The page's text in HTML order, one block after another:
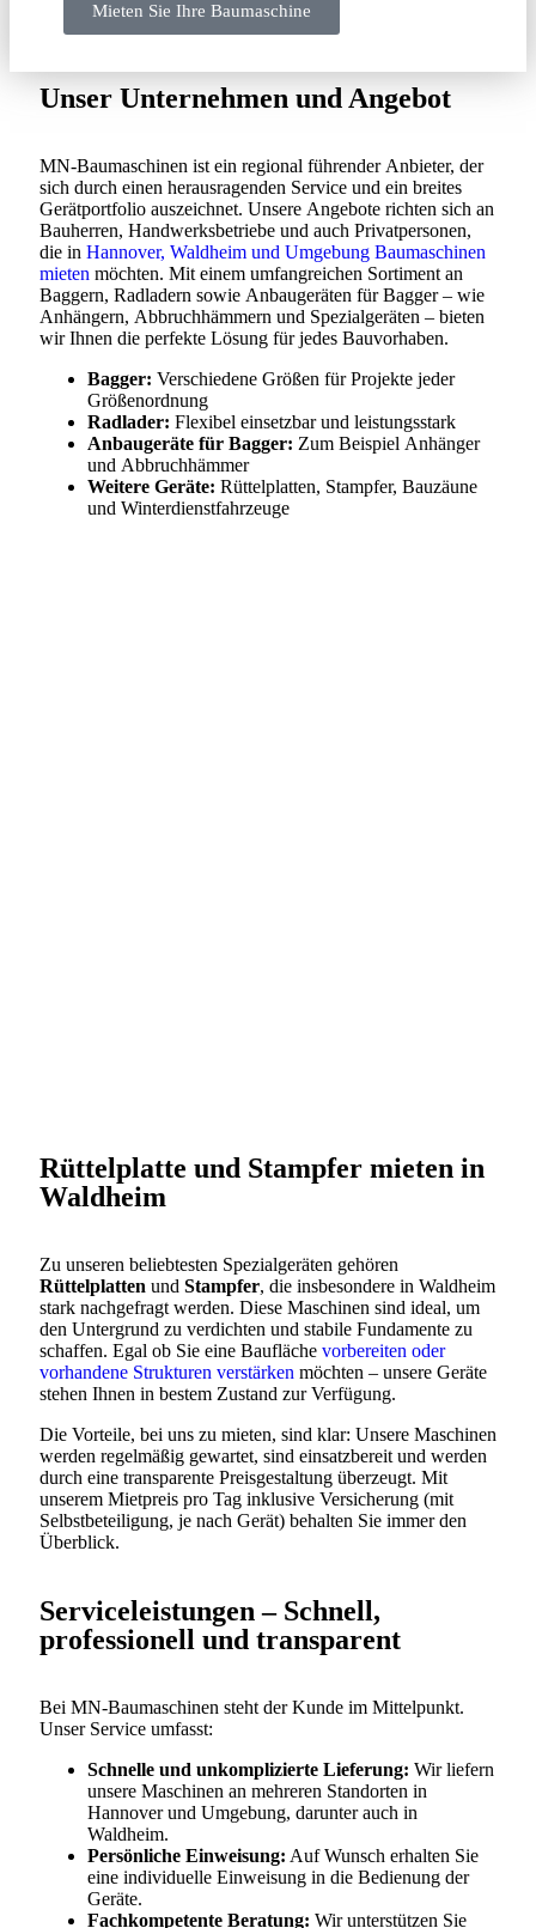
Mieten Sie Ihre Baumaschine
Unser Unternehmen und Angebot
MN-Baumaschinen ist ein regional führender Anbieter, der
sich durch einen herausragenden Service und ein breites
Gerätportfolio auszeichnet. Unsere Angebote richten sich an
Bauherren, Handwerksbetriebe und auch Privatpersonen,
die in Hannover, Waldheim und Umgebung Baumaschinen
mieten möchten. Mit einem umfangreichen Sortiment an
Baggern, Radladern sowie Anbaugeräten für Bagger – wie
Anhängern, Abbruchhämmern und Spezialgeräten – bieten
wir Ihnen die perfekte Lösung für jedes Bauvorhaben.
Bagger: Verschiedene Größen für Projekte jeder
Größenordnung
Radlader: Flexibel einsetzbar und leistungsstark
Anbaugeräte für Bagger: Zum Beispiel Anhänger
und Abbruchhämmer
Weitere Geräte: Rüttelplatten, Stampfer, Bauzäune
und Winterdienstfahrzeuge
Rüttelplatte und Stampfer mieten in
Waldheim
Zu unseren beliebtesten Spezialgeräten gehören
Rüttelplatten und Stampfer, die insbesondere in Waldheim
stark nachgefragt werden. Diese Maschinen sind ideal, um
den Untergrund zu verdichten und stabile Fundamente zu
schaffen. Egal ob Sie eine Baufläche vorbereiten oder
vorhandene Strukturen verstärken möchten – unsere Geräte
stehen Ihnen in bestem Zustand zur Verfügung.
Die Vorteile, bei uns zu mieten, sind klar: Unsere Maschinen
werden regelmäßig gewartet, sind einsatzbereit und werden
durch eine transparente Preisgestaltung überzeugt. Mit
unserem Mietpreis pro Tag inklusive Versicherung (mit
Selbstbeteiligung, je nach Gerät) behalten Sie immer den
Überblick.
Serviceleistungen – Schnell,
professionell und transparent
Bei MN-Baumaschinen steht der Kunde im Mittelpunkt.
Unser Service umfasst:
Schnelle und unkomplizierte Lieferung: Wir liefern
unsere Maschinen an mehreren Standorten in
Hannover und Umgebung, darunter auch in
Waldheim.
Persönliche Einweisung: Auf Wunsch erhalten Sie
eine individuelle Einweisung in die Bedienung der
Geräte.
Fachkompetente Beratung: Wir unterstützen Sie